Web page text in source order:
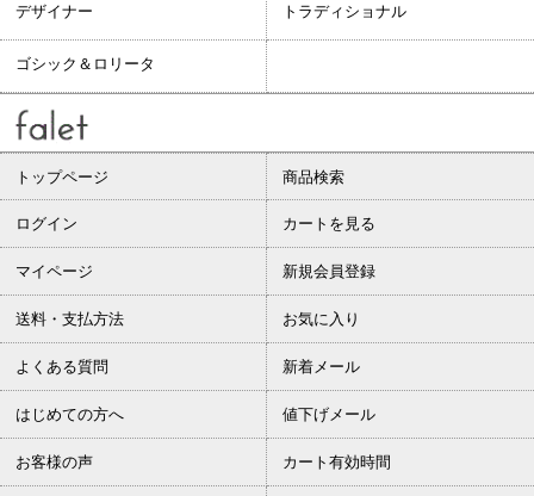
デザイナー トラディショナル
ゴシック＆ロリータ
トップページ 商品検索
ログイン カートを見る
マイページ 新規会員登録
送料・支払方法 お気に入り
よくある質問 新着メール
はじめての方へ 値下げメール
お客様の声 カート有効時間